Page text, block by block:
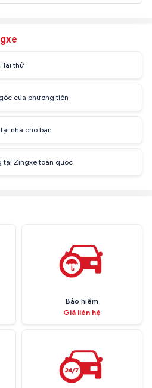
lái thử
của phương tiện
nhà cho bạn
tại Zingxe toàn quốc
Bảo hiểm
Giá liên hệ